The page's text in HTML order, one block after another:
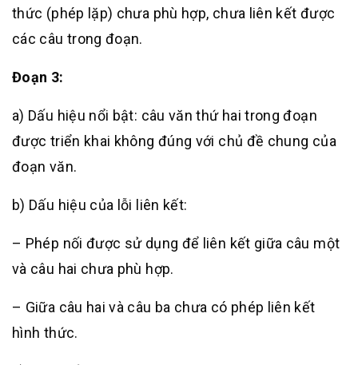
thức (phép lặp) chưa phù hợp, chưa liên kết được
các câu trong đoạn.
Đoạn 3:
a) Dấu hiệu nổi bật: câu văn thứ hai trong đoạn
được triển khai không đúng với chủ đề chung của
đoạn văn.
b) Dấu hiệu của lỗi liên kết:
– Phép nối được sử dụng để liên kết giữa câu một
và câu hai chưa phù hợp.
– Giữa câu hai và câu ba chưa có phép liên kết
hình thức.